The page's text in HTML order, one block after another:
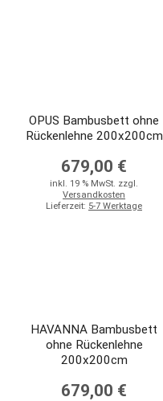
OPUS Bambusbett ohne
Rückenlehne 200x200cm
679,00 €
inkl. 19 % MwSt. zzgl.
Versandkosten
Lieferzeit: 5-7 Werktage
HAVANNA Bambusbett
ohne Rückenlehne
200x200cm
679,00 €